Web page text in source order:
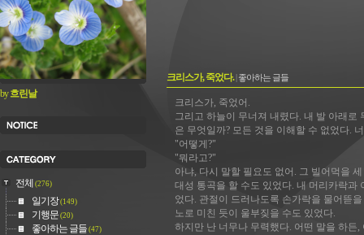
크리스가, 죽었다.|좋아하는 글들
크리스가, 죽었어.
그리고 하늘이 무너져 내렸다. 내 발 아래로
은 무엇일까? 모든 것을 이해할 수 없었다.
"어떻게?"
"뭐라고?"
아냐, 다시 말할 필요도 없어. 그 빌어먹을
대성 통곡을 할 수도 있었다. 내 머리카락과
었다. 관절이 드러나도록 손가락을 물어뜯
노로 미친 듯이 울부짖을 수도 있었다.
하지만 난 너무나 무력했다. 어떤 말을 하든
by흐린날
전체 (276)
일기장(149)
기행문 (20)
좋아하는 글들 (47)